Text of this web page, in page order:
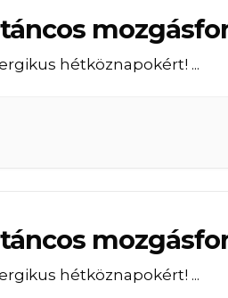
hétköznapokért! ...
hétköznapokért! ...